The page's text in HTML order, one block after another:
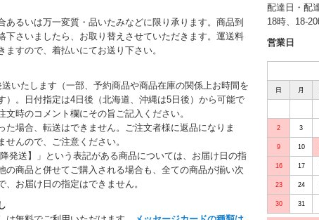
あるいは万一変質・品いたみなどに限り承ります。商品到
下さいましたら、お取り替えさせていただきます。運送料
ますので、着払いにてお送り下さい。
いたします（一部、予約商品や商品在庫の関係上お時間を
）。日付指定は4日後（北海道、沖縄は5日後）から可能で
文時のコメント欄にその旨ご記入ください。
た場合、転送はできません。ご注文者様に返品になりま
せんので、ご注意ください。
発送】」という表記がある商品については、お届け日の指
の商品と併せてご購入される場合も、全ての商品が揃い次
、お届け日の指定はできません。
配達日・配
18時、18-
営業日
日 月
2 3
9 10
16 17
23 24
30 31